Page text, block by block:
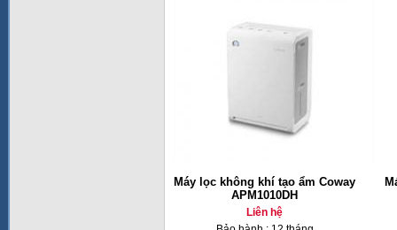
Máy lọc không khí tạo ẩm Coway
APM1010DH
Liên hệ